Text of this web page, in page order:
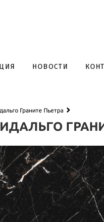
НОВОСТИ
Граните Пьетра
ИДАЛЬГО